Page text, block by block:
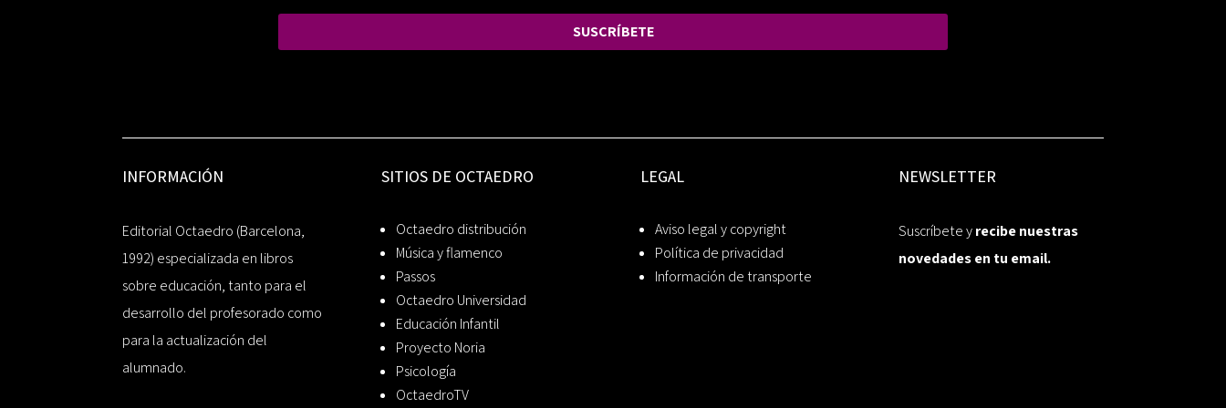
SUSCRÍBETE
INFORMACIÓN
Editorial Octaedro (Barcelona,
1992) especializada en libros
sobre educación, tanto para el
desarrollo del profesorado como
para la actualización del
alumnado.
SITIOS DE OCTAEDRO
Octaedro distribución
Música y flamenco
Passos
Octaedro Universidad
Educación Infantil
Proyecto Noria
Psicología
OctaedroTV
LEGAL
Aviso legal y copyright
Política de privacidad
Información de transporte
NEWSLETTER
Suscríbete yrecibe nuestras
novedades en tu email.